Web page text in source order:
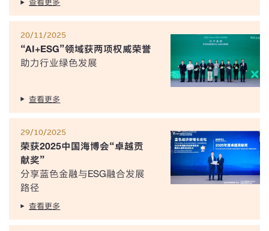
查看更多
20/11/2025
“AI+ESG”领域获两项权威荣誉
助力行业绿色发展
查看更多
29/10/2025
荣获2025中国海博会“卓越贡
献奖”
分享蓝色金融与ESG融合发展
路径
查看更多